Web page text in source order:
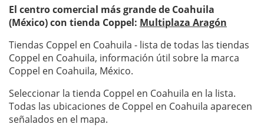
El centro comercial más grande de Coahuila
(México) con tienda Coppel: Multiplaza Aragón
Tiendas Coppel en Coahuila - lista de todas las tiendas
Coppel en Coahuila, información útil sobre la marca
Coppel en Coahuila, México.
Seleccionar la tienda Coppel en Coahuila en la lista.
Todas las ubicaciones de Coppel en Coahuila aparecen
señalados en el mapa.